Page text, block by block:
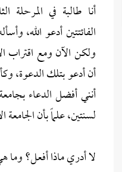
أنا طالبة في المرحلة
الفائتتين أدعو الله،
ولكن الآن ومع اقتراب
أن أدعو بتلك الدعوة،
أنني أفضل الدعاء
لسنتين، علماً بأن
لا أدري ماذا أفعل؟ وما